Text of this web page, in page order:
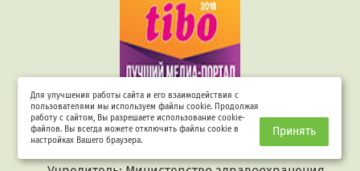
Республиканское унитарное предприятие
"Редакция газеты "Медицинский вестник",
Для улучшения работы сайта и его взаимодействия с
пользователями мы используем файлы cookie. Продолжая
работу с сайтом, Вы разрешаете использование cookie-
файлов. Вы всегда можете отключить файлы cookie в
настройках Вашего браузера.
Принять